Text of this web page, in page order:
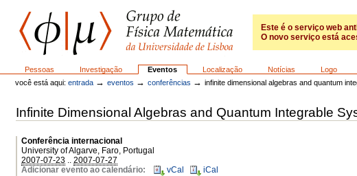
conteúdo.
GFM
Este é o serviço web
O novo serviço está
SecçõesPessoas Investigação Eventos Localização Notícias
Logo
você está aqui: entrada →eventos →conferências →infinite dimensional algebras and quantum
Infinite Dimensional Algebras and Quantum Integrable
Conferência internacional
University of Algarve, Faro, Portugal
2007-07-23 ..2007-07-27
Adicionar evento ao calendário: vCal iCal